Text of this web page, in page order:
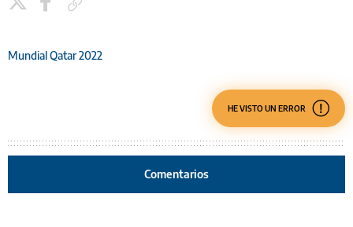
Mundial Qatar 2022
HE VISTO UN ERROR
Comentarios